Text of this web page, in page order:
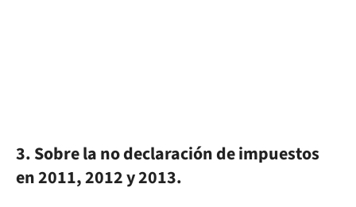
3. Sobre la no declaración de impuestos
en 2011, 2012 y 2013.